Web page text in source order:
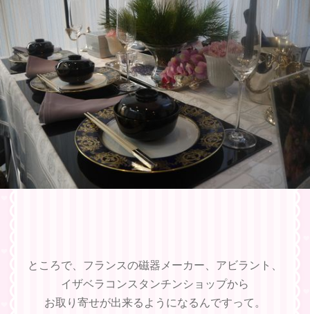
ところで、フランスの磁器メーカー、アビラント、
イザベラコンスタンチンショップから
お取り寄せが出来るようになるんですって。